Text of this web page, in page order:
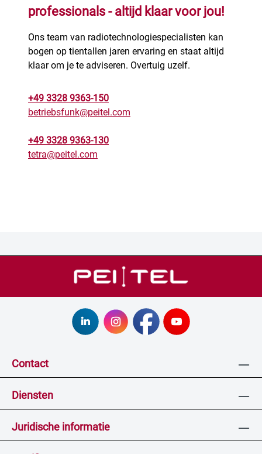
professionals - altijd klaar voor jou!
Ons team van radiotechnologiespecialisten kan
bogen op tientallen jaren ervaring en staat altijd
klaar om je te adviseren. Overtuig uzelf.
+49 3328 9363-150
betriebsfunk@peitel.com
+49 3328 9363-130
tetra@peitel.com
Contact
Diensten
Juridische informatie